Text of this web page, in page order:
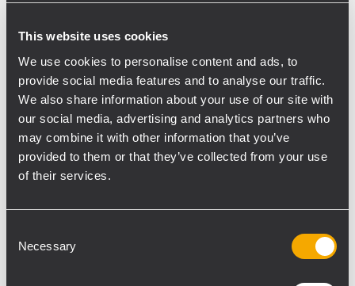
This website uses cookies
We use cookies to personalise content and ads, to
provide social media features and to analyse our traffic.
We also share information about your use of our site with
our social media, advertising and analytics partners who
may combine it with other information that you’ve
provided to them or that they’ve collected from your use
of their services.
Selection
Necessary
riflettenti”, ha proseguito Boiardi Serri.
La copertura delle basse frequenze è stata
affidata a 18 subwoofer attivi con doppio 19”
SUB 9029-AS disposti a terra in nove cluster
da due unità ciascuno. Il sistema è stato
configurato con un preset cardioide
ottimizzato in loco, con il modulo superiore
per ridurre l’accumulo di basse frequenze